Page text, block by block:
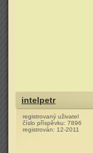
intelpetr
registrovaný uživatel
číslo příspěvku: 7896
registrován: 12-2011